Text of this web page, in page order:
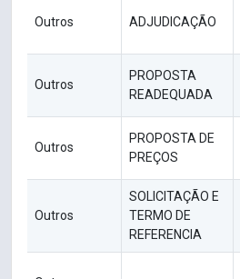
Outros ADJUDICAÇÃO
Outros
PROPOSTA
READEQUADA
Outros
PROPOSTA DE
PREÇOS
Outros
SOLICITAÇÃO E
TERMO DE
REFERENCIA